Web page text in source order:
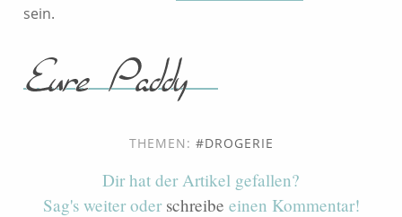
sein.
THEMEN: DROGERIE
Dir hat der Artikel gefallen?
Sag's weiter oder schreibe einen Kommentar!